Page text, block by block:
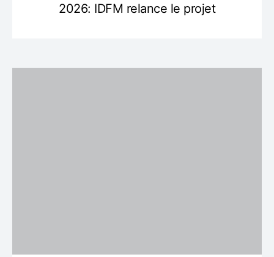
2026: IDFM relance le projet